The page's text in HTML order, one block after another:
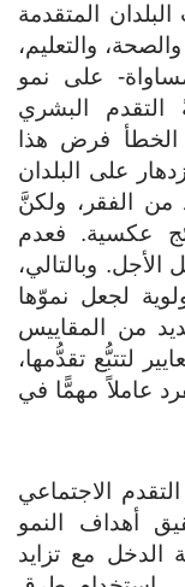
المتقدمة
والتعليم،
على نمو
البشري
فرض هذا
على البلدان
الفقر، ولكنَّ
عكسية. فعدم
وبالتالي،
لجعل نموّها
من المقاييس
تقدُّمها،
مهمًّا في
الاجتماعي
النمو
مع تزايد